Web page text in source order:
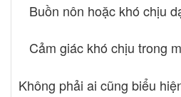
Buồn nôn hoặc khó chịu
Cảm giác khó chịu trong
Không phải ai cũng biểu